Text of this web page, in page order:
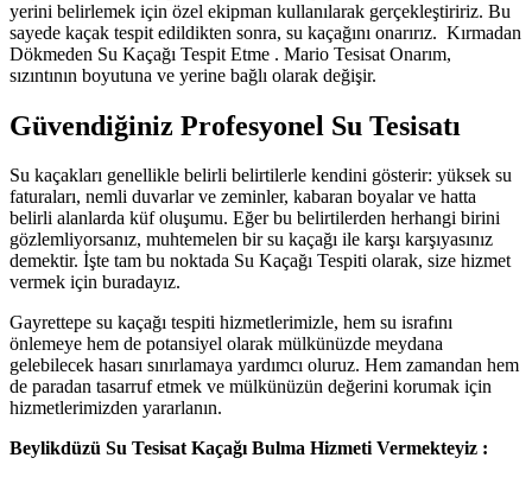
yerini belirlemek için özel ekipman kullanılarak gerçekleştiririz. Bu
sayede kaçak tespit edildikten sonra, su kaçağını onarırız. Kırmadan
Dökmeden Su Kaçağı Tespit Etme . Mario Tesisat Onarım,
sızıntının boyutuna ve yerine bağlı olarak değişir.
Güvendiğiniz Profesyonel Su Tesisatı
Su kaçakları genellikle belirli belirtilerle kendini gösterir: yüksek su
faturaları, nemli duvarlar ve zeminler, kabaran boyalar ve hatta
belirli alanlarda küf oluşumu. Eğer bu belirtilerden herhangi birini
gözlemliyorsanız, muhtemelen bir su kaçağı ile karşı karşıyasınız
demektir. İşte tam bu noktada Su Kaçağı Tespiti olarak, size hizmet
vermek için buradayız.
Gayrettepe su kaçağı tespiti hizmetlerimizle, hem su israfını
önlemeye hem de potansiyel olarak mülkünüzde meydana
gelebilecek hasarı sınırlamaya yardımcı oluruz. Hem zamandan hem
de paradan tasarruf etmek ve mülkünüzün değerini korumak için
hizmetlerimizden yararlanın.
Beylikdüzü Su Tesisat Kaçağı Bulma Hizmeti Vermekteyiz :